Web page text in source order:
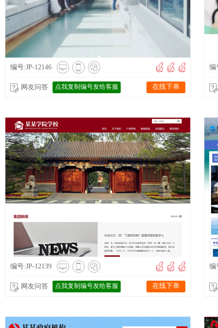
编号:JP-12146
网友问答 点我复制编号发给客服 在线下单
编
编号:JP-12139
网友问答 点我复制编号发给客服 在线下单
编